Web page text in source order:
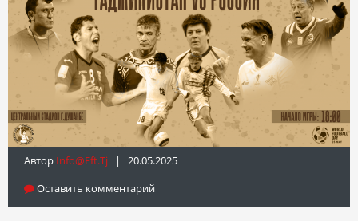
Автор Info@fft.tj | 20.05.2025
Оставить комментарий